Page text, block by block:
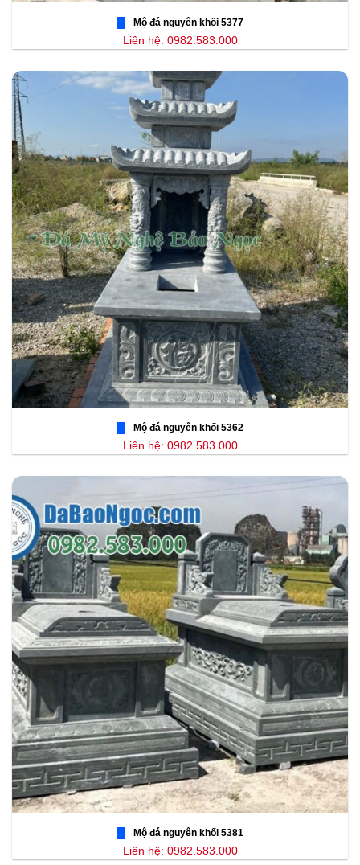
Mộ đá nguyên khối 5377
Liên hệ: 0982.583.000
Mộ đá nguyên khối 5362
Liên hệ: 0982.583.000
Mộ đá nguyên khối 5381
Liên hệ: 0982.583.000